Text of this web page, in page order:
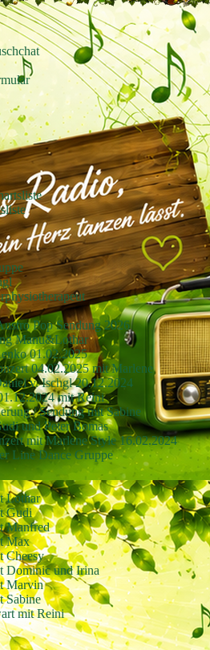
Pop Sendung 2026
Manu&Lothar
01.02.2025
04.02.2025 mit Marlene
v. Ischgl 20.12.2024
mit Reini
/ Sendung mit Sabine
und Peter Bomas
mit Marlene Style 16.02.2024
Line Dance Gruppe
Lothar
Gudi
Manfred
Max
Cheesy
Dominic und Irina
Marvin
Sabine
mit Reini